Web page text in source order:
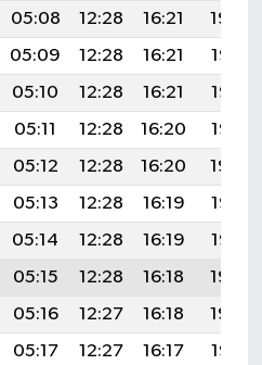
05:08 12:28 16:21
19:39
05:09 12:28 16:21
19:37
05:10 12:28 16:21
19:36
05:11 12:28 16:20
19:35
05:12 12:28 16:20
19:34
05:13 12:28 16:19
19:33
05:14 12:28 16:19
19:32
05:15 12:28 16:18
19:30
05:16 12:27 16:18
19:29
05:17 12:27 16:17
19:28